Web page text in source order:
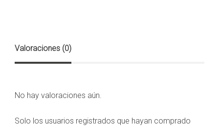
Valoraciones (0)
No hay valoraciones aún.
Solo los usuarios registrados que hayan comprado